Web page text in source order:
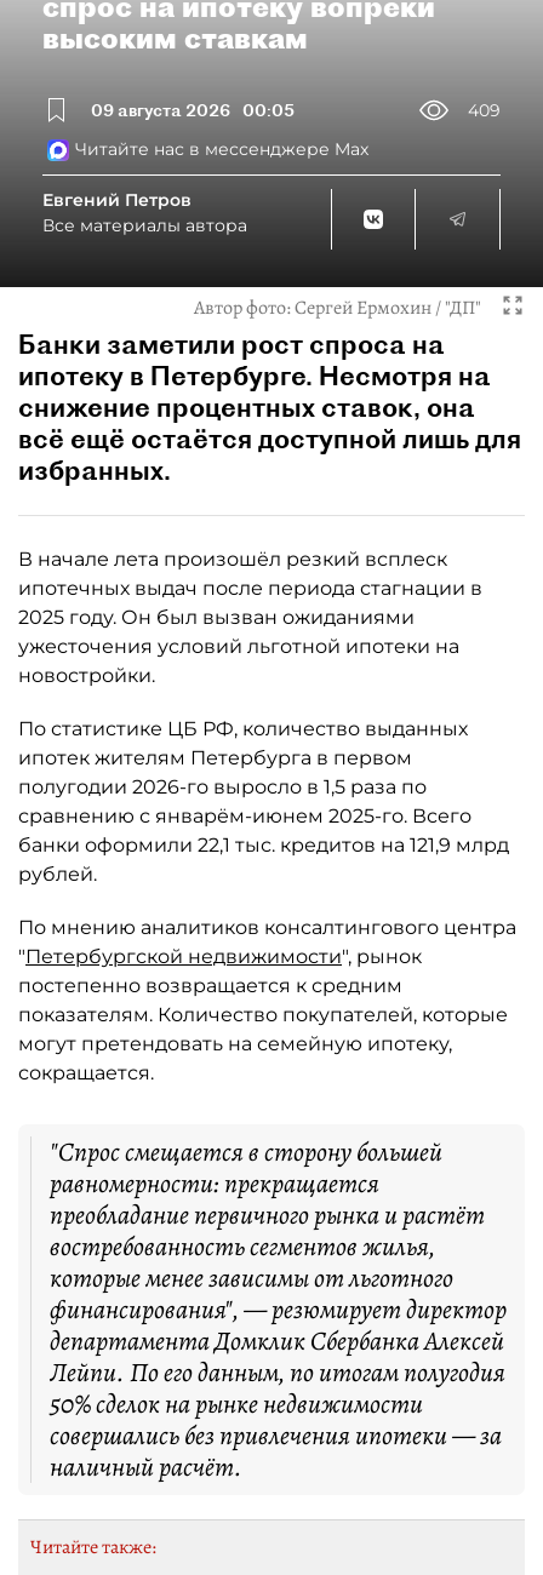
высоким ставкам
09 августа 2026 00:05
409
Читайте нас в мессенджере Max
Евгений Петров
Все материалы автора
Автор фото:Сергей Ермохин / "ДП"
Банки заметили рост спроса на
ипотеку в Петербурге. Несмотря на
снижение процентных ставок, она
всё ещё остаётся доступной лишь для
избранных.
В начале лета произошёл резкий всплеск
ипотечных выдач после периода стагнации в
2025 году. Он был вызван ожиданиями
ужесточения условий льготной ипотеки на
новостройки.
По статистике ЦБ РФ, количество выданных
ипотек жителям Петербурга в первом
полугодии 2026-го выросло в 1,5 раза по
сравнению с январём-июнем 2025-го. Всего
банки оформили 22,1 тыс. кредитов на 121,9 млрд
рублей.
По мнению аналитиков консалтингового центра
"Петербургской недвижимости", рынок
постепенно возвращается к средним
показателям. Количество покупателей, которые
могут претендовать на семейную ипотеку,
сокращается.
"Спрос смещается в сторону большей
равномерности: прекращается
преобладание первичного рынка и растёт
востребованность сегментов жилья,
которые менее зависимы от льготного
финансирования", — резюмирует директор
департамента Домклик Сбербанка Алексей
Лейпи. По его данным, по итогам полугодия
50% сделок на рынке недвижимости
совершались без привлечения ипотеки — за
наличный расчёт.
Читайте также: